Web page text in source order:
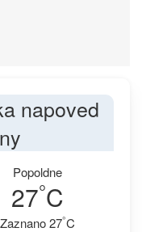
napoved
Popoldne
27°C
Zaznano 27°C